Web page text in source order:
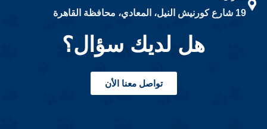
19 شارع كورنيش النيل، المعادي، محافظة القاهرة
هل لديك سؤال؟
تواصل معنا الأن